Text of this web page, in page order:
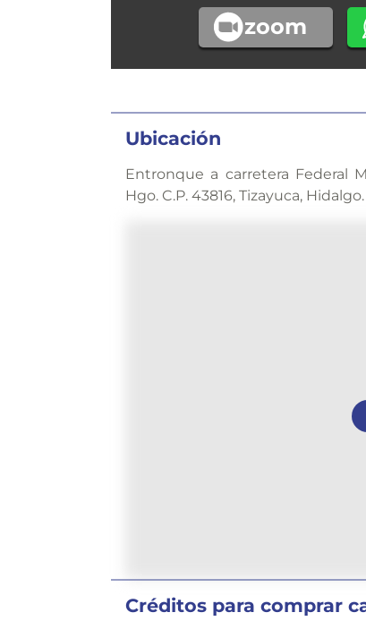
zoom
Ubicación
Entronque a carretera Federal
Hgo. C.P. 43816, Tizayuca, Hidalgo.
Créditos para comprar